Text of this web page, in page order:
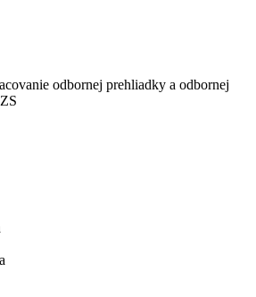
odbornej prehliadky a odbornej